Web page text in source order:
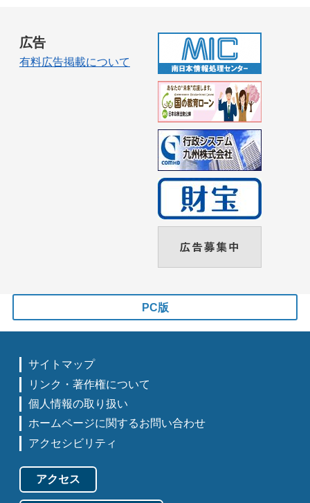
広告
有料広告掲載について
PC版
サイトマップ
リンク・著作権について
個人情報の取り扱い
ホームページに関するお問い合わせ
アクセシビリティ
アクセス